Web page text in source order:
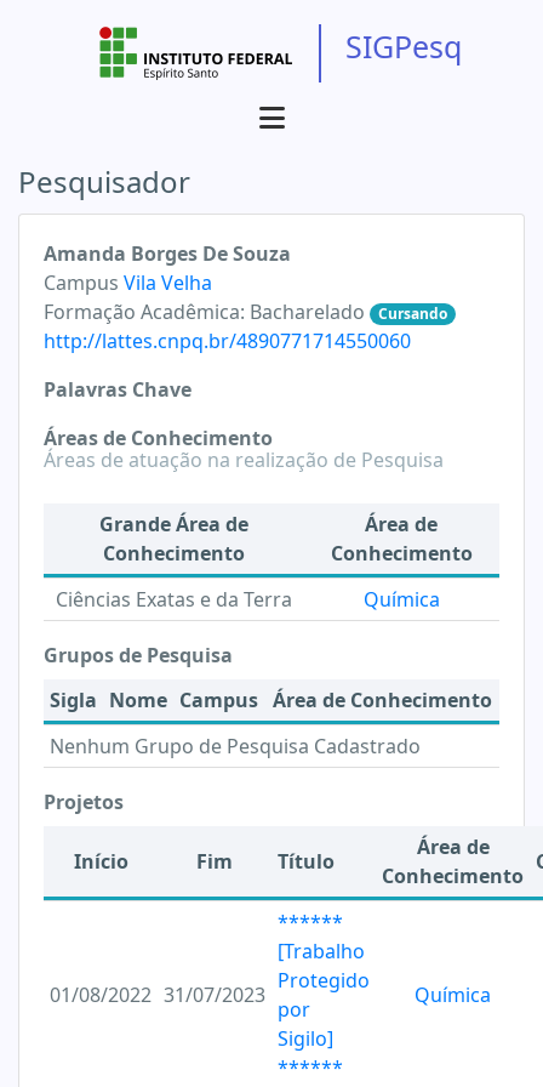
SIGPesq
Pesquisador
Amanda Borges De Souza
Campus Vila Velha
Formação Acadêmica: Bacharelado Cursando
http://lattes.cnpq.br/4890771714550060
Palavras Chave
Áreas de Conhecimento
Áreas de atuação na realização de Pesquisa
Grande Área de
Conhecimento
Área de
Conhecimento
Ciências Exatas e da Terra
Química
Grupos de Pesquisa
Sigla Nome Campus Área de Conhecimento
Nenhum Grupo de Pesquisa Cadastrado
Projetos
Início Fim Título
Área de
Conhecimento
01/08/2022 31/07/2023
******
[Trabalho
Protegido
por
Sigilo]
******
Química